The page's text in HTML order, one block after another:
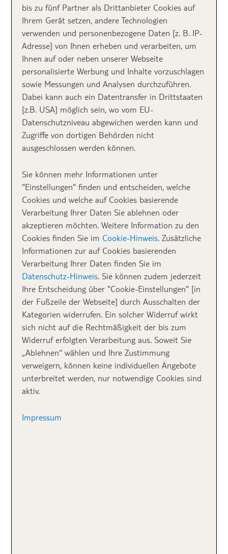
Kulturen zu treffen und ein spannendes Hobby zu
erlernen.
Fragen über Fragen
beim ersten
Tauchgang
Bin ich körperlich überhaupt für den Tauchsport
geeignet? Wie finde ich die richtige Tauchschule? Ist
passiert bei meinem ersten Tauchgang? Und was sind
eigentlich die wichtigsten Regeln beim Tauchen
lernen? Ich tauche seit 2012 und nutze jeden Urlaub,
um meine Leidenschaft auszuleben. Damit auch ihr
schnell tauchfit werdet, habe ich euch hier die
wichtigsten Tipps zum Tauchgang zusammengestellt.
bis zu fünf Partner als Drittanbieter Cookies auf
Ihrem Gerät setzen, andere Technologien
verwenden und personenbezogene Daten [z. B. IP-
Adresse] von Ihnen erheben und verarbeiten, um
Ihnen auf oder neben unserer Webseite
personalisierte Werbung und Inhalte vorzuschlagen
sowie Messungen und Analysen durchzuführen.
Dabei kann auch ein Datentransfer in Drittstaaten
[z.B. USA] möglich sein, wo vom EU-
Datenschutzniveau abgewichen werden kann und
Zugriffe von dortigen Behörden nicht
ausgeschlossen werden können.
Sie können mehr Informationen unter
"Einstellungen" finden und entscheiden, welche
Cookies und welche auf Cookies basierende
Verarbeitung Ihrer Daten Sie ablehnen oder
akzeptieren möchten. Weitere Information zu den
Cookies finden Sie im Cookie-Hinweis. Zusätzliche
Informationen zur auf Cookies basierenden
Verarbeitung Ihrer Daten finden Sie im
Datenschutz-Hinweis. Sie können zudem jederzeit
Ihre Entscheidung über "Cookie-Einstellungen" [in
der Fußzeile der Webseite] durch Ausschalten der
Kategorien widerrufen. Ein solcher Widerruf wirkt
sich nicht auf die Rechtmäßigkeit der bis zum
Widerruf erfolgten Verarbeitung aus. Soweit Sie
„Ablehnen“ wählen und Ihre Zustimmung
verweigern, können keine individuellen Angebote
unterbreitet werden, nur notwendige Cookies sind
aktiv.
Impressum